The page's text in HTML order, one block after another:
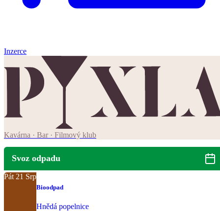
Inzerce
Kavárna · Bar · Filmový klub
Svoz odpadu
Pát 21 Srp
Bioodpad
Hnědá popelnice